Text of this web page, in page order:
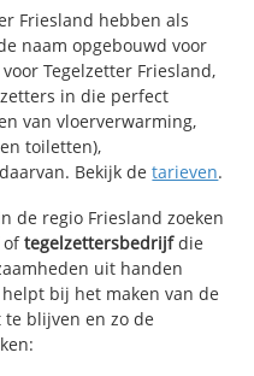
Friesland hebben als
naam opgebouwd voor
Tegelzetter Friesland,
in die perfect
van vloerverwarming,
toiletten),
Bekijk detarieven.
de regio Friesland zoeken
oftegelzettersbedrijfdie
uit handen
bij het maken van de
blijven en zo de